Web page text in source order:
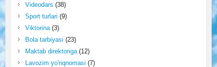
Videodars (38)
Sport turlari (9)
Viktorina(3)
Bola tarbiyasi (23)
Maktab direktoriga(12)
Lavozim yo'riqnomasi (7)